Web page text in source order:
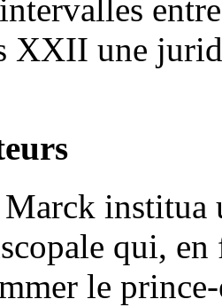
XXII une
Marck
qui,
le